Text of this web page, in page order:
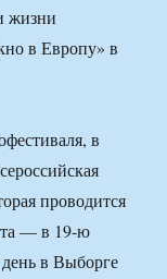
жизни
в Европу» в
в
проводится
— в 19-ю
в Выборге